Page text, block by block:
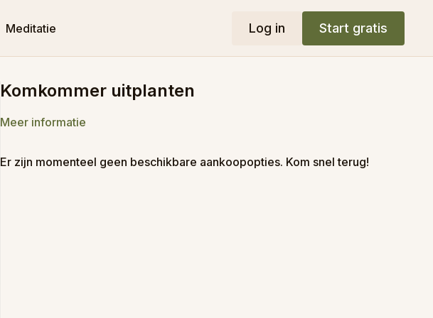
Meditatie Log in Start gratis
Komkommer uitplanten
Meer informatie
Er zijn momenteel geen beschikbare aankoopopties. Kom snel terug!